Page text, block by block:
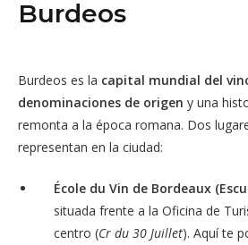
Burdeos
Burdeos es la capital mundial del
denominaciones de origen y una
remonta a la época romana. Dos
representan en la ciudad:
École du Vin de Bordeaux
situada frente a la Oficina de
centro (Cr du 30 Juillet). Aquí te